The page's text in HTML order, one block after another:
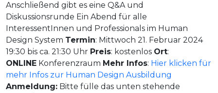
Anschließend gibt es eine Q&A und
Diskussionsrunde Ein Abend für alle
InteressentInnen und Professionals im Human
Design System Termin: Mittwoch 21. Februar 2024
19:30 bis ca. 21:30 Uhr Preis: kostenlos Ort:
ONLINE Konferenzraum Mehr Infos: Hier klicken für
mehr Infos zur Human Design Ausbildung
Anmeldung: Bitte fülle das unten stehende